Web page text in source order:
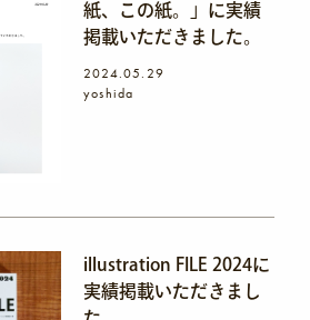
紙、この紙。」に実績
掲載いただきました。
2024.05.29
yoshida
illustration FILE 2024に
実績掲載いただきまし